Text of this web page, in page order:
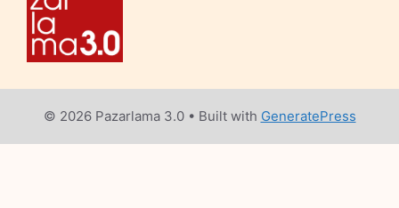
© 2026 Pazarlama 3.0• Built with GeneratePress